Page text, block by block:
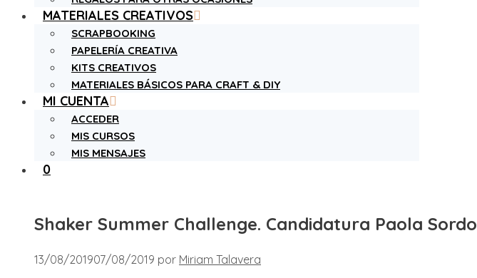
MATERIALES CREATIVOS
SCRAPBOOKING
PAPELERÍA CREATIVA
KITS CREATIVOS
MATERIALES BÁSICOS PARA CRAFT & DIY
MI CUENTA
ACCEDER
MIS CURSOS
MIS MENSAJES
0
Shaker Summer Challenge. Candidatura Paola Sordo
13/08/201907/08/2019 por Miriam Talavera